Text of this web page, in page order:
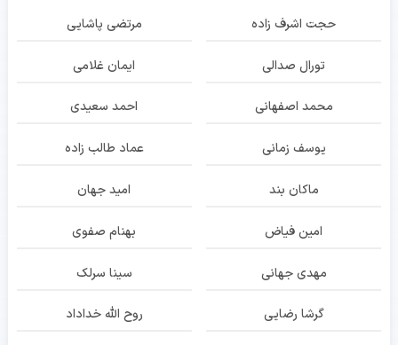
حجت اشرف زاده مرتضی پاشایی
تورال صدالی ایمان غلامی
محمد اصفهانی احمد سعیدی
یوسف زمانی عماد طالب زاده
ماکان بند امید جهان
امین فیاض بهنام صفوی
مهدی جهانی سینا سرلک
گرشا رضایی روح الله خداداد